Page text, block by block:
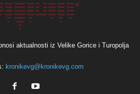
aktualnosti iz Velike Gorice i Turopolja
kronikevg@kronikevg.com